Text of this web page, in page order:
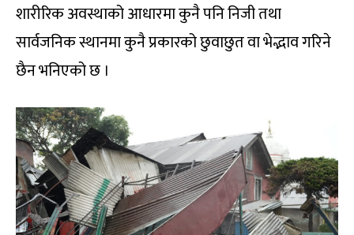
शारीरिक अवस्थाको आधारमा कुनै पनि निजी तथा
सार्वजनिक स्थानमा कुनै प्रकारको छुवाछुत वा भेद्भाव गरिने
छैन भनिएको छ ।